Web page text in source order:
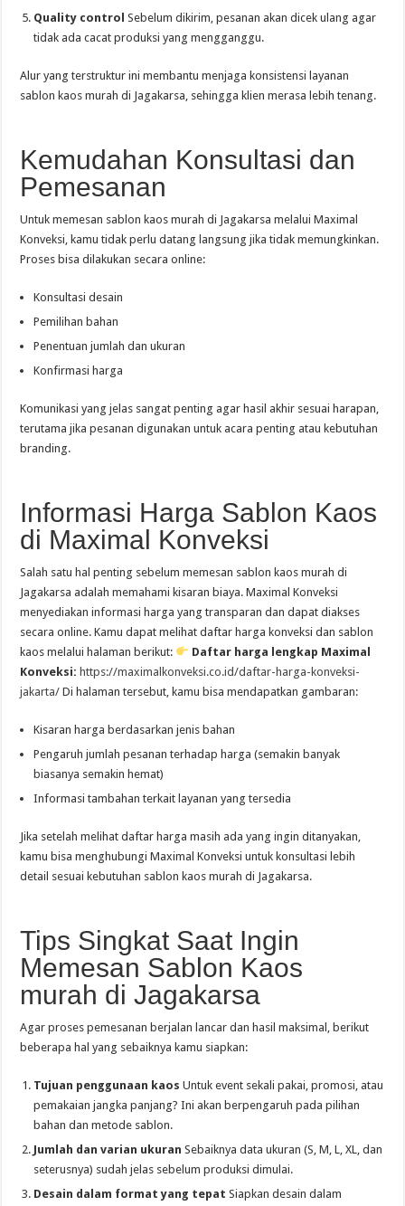
Quality control Sebelum dikirim, pesanan akan dicek ulang agar
tidak ada cacat produksi yang mengganggu.
Alur yang terstruktur ini membantu menjaga konsistensi layanan
sablon kaos murah di Jagakarsa, sehingga klien merasa lebih tenang.
Kemudahan Konsultasi dan
Pemesanan
Untuk memesan sablon kaos murah di Jagakarsa melalui Maximal
Konveksi, kamu tidak perlu datang langsung jika tidak memungkinkan.
Proses bisa dilakukan secara online:
Konsultasi desain
Pemilihan bahan
Penentuan jumlah dan ukuran
Konfirmasi harga
Komunikasi yang jelas sangat penting agar hasil akhir sesuai harapan,
terutama jika pesanan digunakan untuk acara penting atau kebutuhan
branding.
Informasi Harga Sablon Kaos
di Maximal Konveksi
Salah satu hal penting sebelum memesan sablon kaos murah di
Jagakarsa adalah memahami kisaran biaya. Maximal Konveksi
menyediakan informasi harga yang transparan dan dapat diakses
secara online. Kamu dapat melihat daftar harga konveksi dan sablon
kaos melalui halaman berikut:
Daftar harga lengkap Maximal
Konveksi: https://maximalkonveksi.co.id/daftar-harga-konveksi-
jakarta/ Di halaman tersebut, kamu bisa mendapatkan gambaran:
Kisaran harga berdasarkan jenis bahan
Pengaruh jumlah pesanan terhadap harga (semakin banyak
biasanya semakin hemat)
Informasi tambahan terkait layanan yang tersedia
Jika setelah melihat daftar harga masih ada yang ingin ditanyakan,
kamu bisa menghubungi Maximal Konveksi untuk konsultasi lebih
detail sesuai kebutuhan sablon kaos murah di Jagakarsa.
Tips Singkat Saat Ingin
Memesan Sablon Kaos
murah di Jagakarsa
Agar proses pemesanan berjalan lancar dan hasil maksimal, berikut
beberapa hal yang sebaiknya kamu siapkan:
Tujuan penggunaan kaos Untuk event sekali pakai, promosi, atau
pemakaian jangka panjang? Ini akan berpengaruh pada pilihan
bahan dan metode sablon.
Jumlah dan varian ukuran Sebaiknya data ukuran (S, M, L, XL, dan
seterusnya) sudah jelas sebelum produksi dimulai.
Desain dalam format yang tepat Siapkan desain dalam